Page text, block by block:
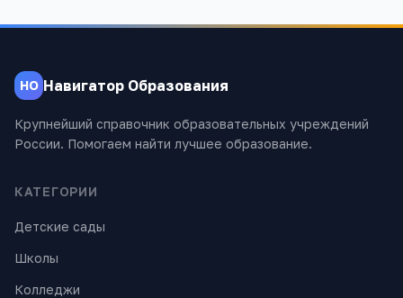
НО Навигатор Образования
Крупнейший справочник образовательных учреждений
России. Помогаем найти лучшее образование.
КАТЕГОРИИ
Детские сады
Школы
Колледжи